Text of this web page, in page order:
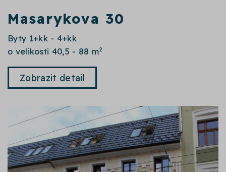
Masarykova 30
Byty 1+kk - 4+kk
o velikosti 40,5 - 88 m2
Zobrazit detail